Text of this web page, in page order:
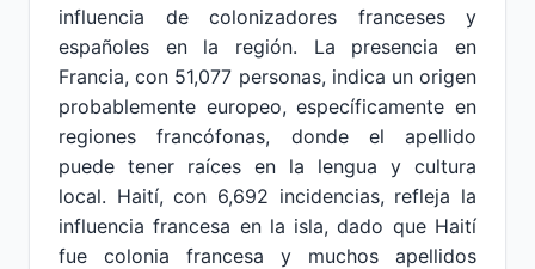
influencia de colonizadores franceses y
españoles en la región. La presencia en
Francia, con 51,077 personas, indica un origen
probablemente europeo, específicamente en
regiones francófonas, donde el apellido
puede tener raíces en la lengua y cultura
local. Haití, con 6,692 incidencias, refleja la
influencia francesa en la isla, dado que Haití
fue colonia francesa y muchos apellidos